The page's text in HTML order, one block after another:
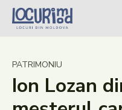
Caută în site...
Știri
Evenimente
PATRIMONIU
Ion Lozan